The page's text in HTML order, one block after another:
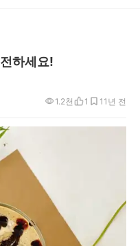
하세요!
1년 전
1.2천 1 1